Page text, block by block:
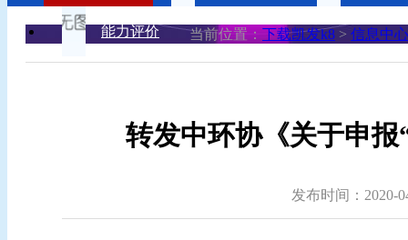
能力评价 当前位置： 下载凯发k8 > 信息中心
转发中环协《关于申
发布时间：2020-